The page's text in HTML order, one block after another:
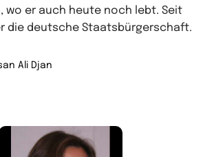
wo er auch heute noch lebt. Seit
die deutsche Staatsbürgerschaft.
Ali Djan